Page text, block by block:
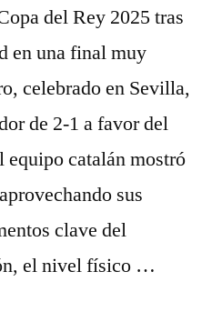
del Rey 2025 tras
en una final muy
celebrado en Sevilla,
de 2-1 a favor del
catalán mostró
sus
clave del
el nivel físico …